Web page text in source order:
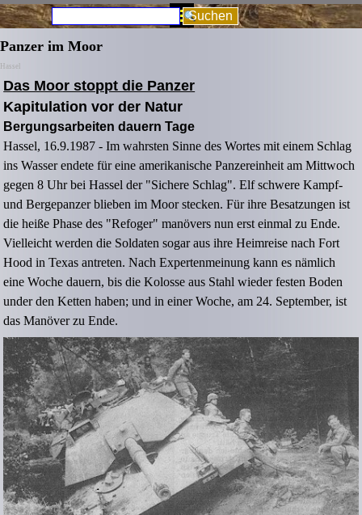
Direkt zum SeiteninhaltMenü überspringen
Suchen
Panzer im Moor
Hassel
Das Moor stoppt die Panzer
Kapitulation vor der Natur
Bergungsarbeiten dauern Tage
Hassel, 16.9.1987 - Im wahrsten Sinne des Wortes mit einem Schlag
ins Wasser endete für eine amerikanische Panzereinheit am Mittwoch
gegen 8 Uhr bei Hassel der "Sichere Schlag". Elf schwere Kampf-
und Bergepanzer blieben im Moor stecken. Für ihre Besatzungen ist
die heiße Phase des "Refoger" manövers nun erst einmal zu Ende.
Vielleicht werden die Soldaten sogar aus ihre Heimreise nach Fort
Hood in Texas antreten. Nach Expertenmeinung kann es nämlich
eine Woche dauern, bis die Kolosse aus Stahl wieder festen Boden
under den Ketten haben; und in einer Woche, am 24. September, ist
das Manöver zu Ende.